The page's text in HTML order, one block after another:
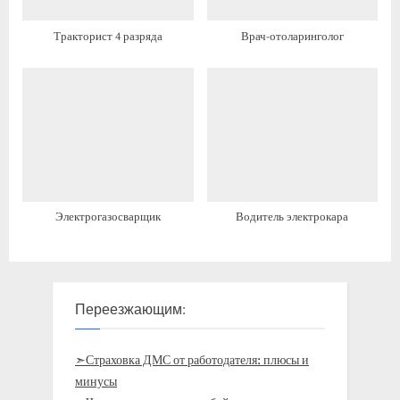
Тракторист 4 разряда Врач-отоларинголог
Электрогазосварщик Водитель электрокара
Переезжающим:
➣Страховка ДМС от работодателя: плюсы и
минусы